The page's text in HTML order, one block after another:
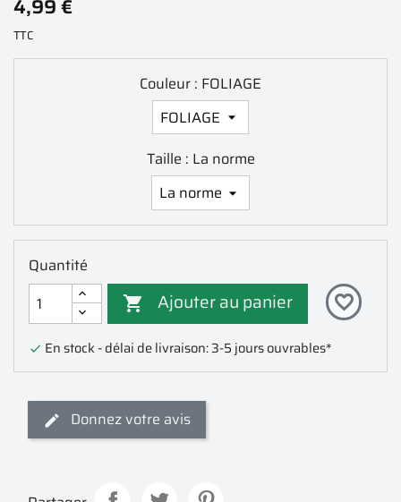
4,99 €
TTC
Couleur : FOLIAGE
Taille : La norme
Quantité
 Ajouter au panier favorite_border
 En stock - délai de livraison: 3-5 jours ouvrables*
Donnez votre avis